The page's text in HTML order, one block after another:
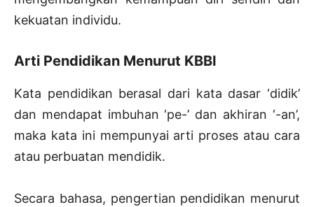
kekuatan individu.
Arti Pendidikan Menurut KBBI
Kata pendidikan berasal dari kata dasar ‘didik’
dan mendapat imbuhan ‘pe-’ dan akhiran ‘-an’,
maka kata ini mempunyai arti proses atau cara
atau perbuatan mendidik.
Secara bahasa, pengertian pendidikan menurut